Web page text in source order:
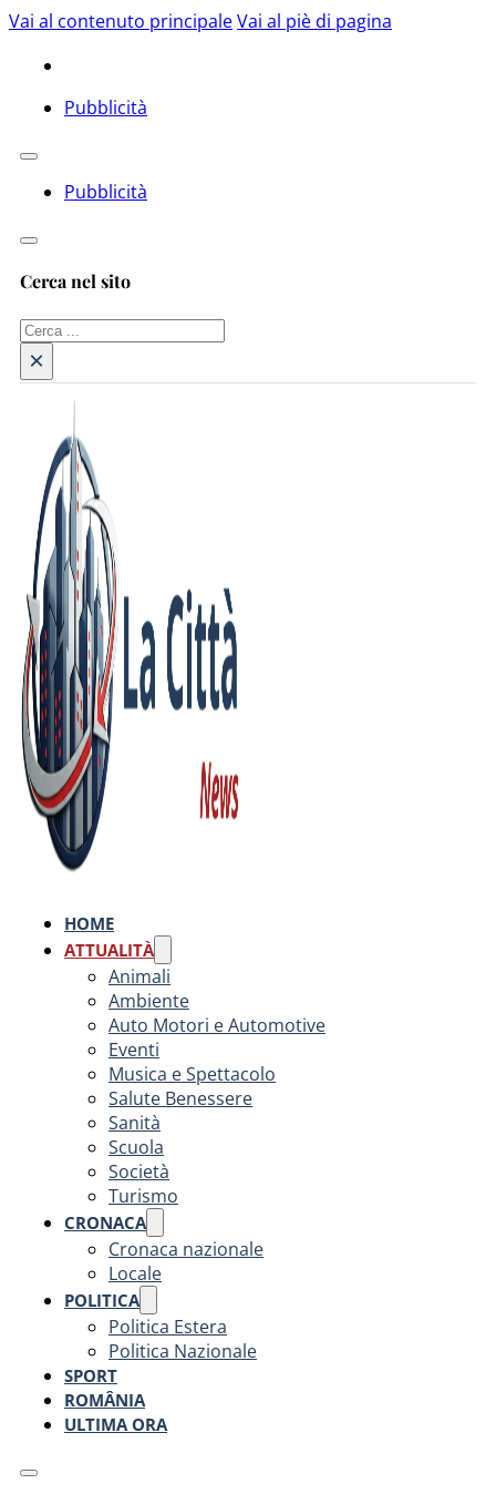
Vai al contenuto principaleVai al piè di pagina
Pubblicità
Pubblicità
Cerca nel sito
Cerca
×
HOME
ATTUALITÀ
Animali
Ambiente
Auto Motori e Automotive
Eventi
Musica e Spettacolo
Salute Benessere
Sanità
Scuola
Società
Turismo
CRONACA
Cronaca nazionale
Locale
POLITICA
Politica Estera
Politica Nazionale
SPORT
ROMÂNIA
ULTIMA ORA